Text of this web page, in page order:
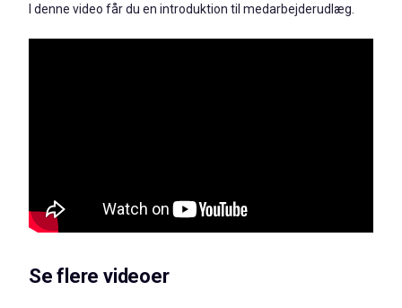
I denne video får du en introduktion til medarbejderudlæg.
Se flere videoer